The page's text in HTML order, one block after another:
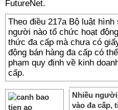
FutureNet.
Theo điều 217a Bộ luật
người nào tổ chức hoạt
thức đa cấp mà chưa có
động bán hàng đa cấp có
phạm quy định về kinh
cấp.
Nhiều người
vào đa cấp,